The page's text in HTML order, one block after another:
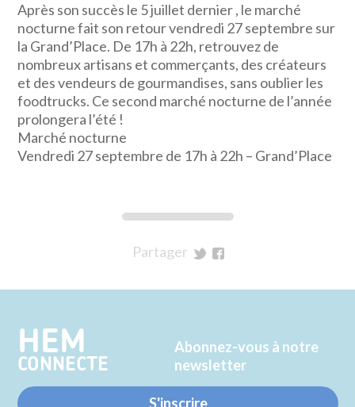
Après son succès le 5 juillet dernier , le marché
nocturne fait son retour vendredi 27 septembre sur
la Grand’Place. De 17h à 22h, retrouvez de
nombreux artisans et commerçants, des créateurs
et des vendeurs de gourmandises, sans oublier les
foodtrucks. Ce second marché nocturne de l’année
prolongera l’été !
Marché nocturne
Vendredi 27 septembre de 17h à 22h – Grand’Place
Partager
Twitter
Facebook
HEM
CONNECTE
Abonnez-vous à notre
newsletter
S'inscrire